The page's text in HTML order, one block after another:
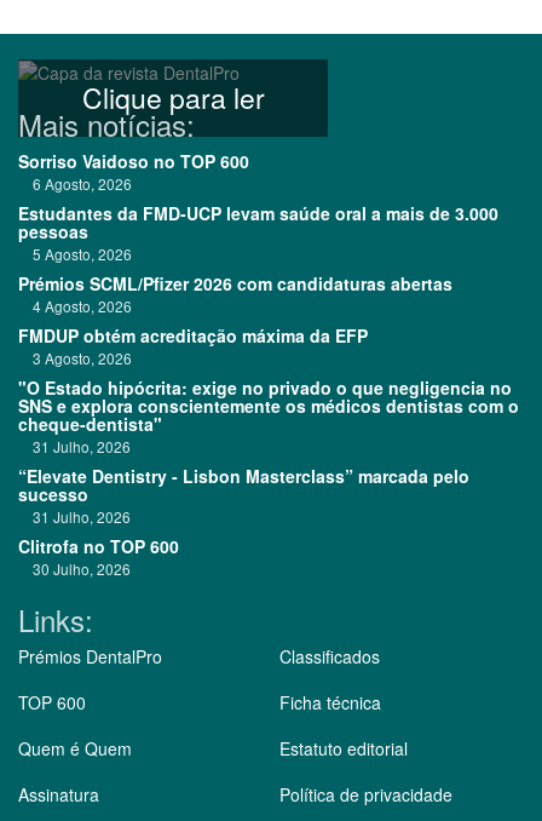
Clique para ler
Mais notícias:
Sorriso Vaidoso no TOP 600
6 Agosto, 2026
Estudantes da FMD-UCP levam saúde oral a mais de 3.000
pessoas
5 Agosto, 2026
Prémios SCML/Pfizer 2026 com candidaturas abertas
4 Agosto, 2026
FMDUP obtém acreditação máxima da EFP
3 Agosto, 2026
"O Estado hipócrita: exige no privado o que negligencia no
SNS e explora conscientemente os médicos dentistas com o
cheque-dentista"
31 Julho, 2026
“Elevate Dentistry - Lisbon Masterclass” marcada pelo
sucesso
31 Julho, 2026
Clitrofa no TOP 600
30 Julho, 2026
Links:
Prémios DentalPro
TOP 600
Quem é Quem
Assinatura
Classificados
Ficha técnica
Estatuto editorial
Política de privacidade